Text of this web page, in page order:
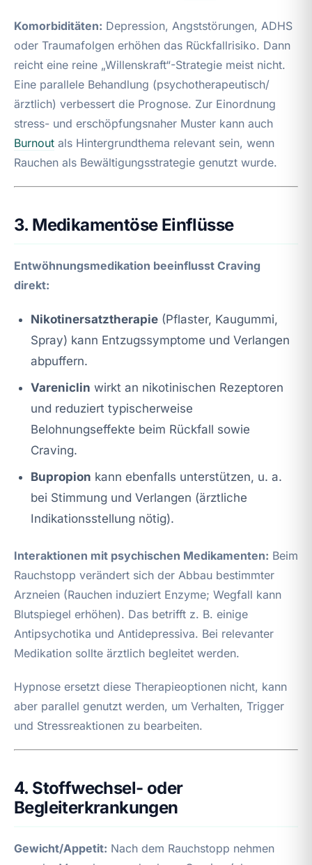
Komorbiditäten: Depression, Angststörungen, ADHS
oder Traumafolgen erhöhen das Rückfallrisiko. Dann
reicht eine reine „Willenskraft“-Strategie meist nicht.
Eine parallele Behandlung (psychotherapeutisch/
ärztlich) verbessert die Prognose. Zur Einordnung
stress- und erschöpfungsnaher Muster kann auch
Burnout als Hintergrundthema relevant sein, wenn
Rauchen als Bewältigungsstrategie genutzt wurde.
3. Medikamentöse Einflüsse
Entwöhnungsmedikation beeinflusst Craving
direkt:
Nikotinersatztherapie (Pflaster, Kaugummi,
Spray) kann Entzugssymptome und Verlangen
abpuffern.
Vareniclin wirkt an nikotinischen Rezeptoren
und reduziert typischerweise
Belohnungseffekte beim Rückfall sowie
Craving.
Bupropion kann ebenfalls unterstützen, u. a.
bei Stimmung und Verlangen (ärztliche
Indikationsstellung nötig).
Interaktionen mit psychischen Medikamenten: Beim
Rauchstopp verändert sich der Abbau bestimmter
Arzneien (Rauchen induziert Enzyme; Wegfall kann
Blutspiegel erhöhen). Das betrifft z. B. einige
Antipsychotika und Antidepressiva. Bei relevanter
Medikation sollte ärztlich begleitet werden.
Hypnose ersetzt diese Therapieoptionen nicht, kann
aber parallel genutzt werden, um Verhalten, Trigger
und Stressreaktionen zu bearbeiten.
4. Stoffwechsel- oder
Begleiterkrankungen
Gewicht/Appetit: Nach dem Rauchstopp nehmen